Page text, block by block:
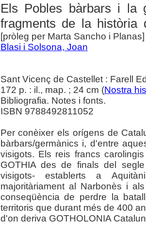
Els Pobles bàrbars i la
fragments de la història
[pròleg per Marta Sancho i Planas]
Blasi i Solsona, Joan
Sant Vicenç de Castellet : Farell
172 p. : il., map. ; 24 cm (Nostra
Bibliografia. Notes i fonts.
ISBN 9788492811052
Per conèixer els orígens de
bàrbars/germànics i, d'entre
visigots. Els reis francs
GOTHIA des de finals del
visigots- establerts a
majoritàriament al Narbonès i
conseqüència de perdre la
territoris que durant més de 400
d'on deriva GOTHOLONIA